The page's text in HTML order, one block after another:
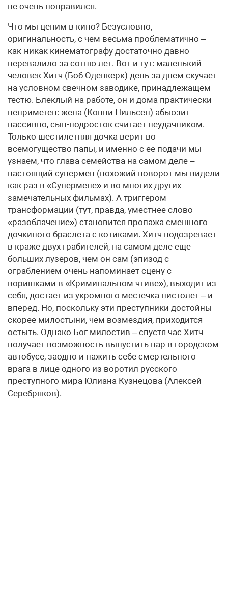
не очень понравился.
Что мы ценим в кино? Безусловно,
оригинальность, с чем весьма проблематично –
как-никак кинематографу достаточно давно
перевалило за сотню лет. Вот и тут: маленький
человек Хитч (Боб Оденкерк) день за днем скучает
на условном свечном заводике, принадлежащем
тестю. Блеклый на работе, он и дома практически
неприметен: жена (Конни Нильсен) абьюзит
пассивно, сын-подросток считает неудачником.
Только шестилетняя дочка верит во
всемогущество папы, и именно с ее подачи мы
узнаем, что глава семейства на самом деле –
настоящий супермен (похожий поворот мы видели
как раз в «Супермене» и во многих других
замечательных фильмах). А триггером
трансформации (тут, правда, уместнее слово
«разоблачение») становится пропажа смешного
дочкиного браслета с котиками. Хитч подозревает
в краже двух грабителей, на самом деле еще
больших лузеров, чем он сам (эпизод с
ограблением очень напоминает сцену с
воришками в «Криминальном чтиве»), выходит из
себя, достает из укромного местечка пистолет – и
вперед. Но, поскольку эти преступники достойны
скорее милостыни, чем возмездия, приходится
остыть. Однако Бог милостив – спустя час Хитч
получает возможность выпустить пар в городском
автобусе, заодно и нажить себе смертельного
врага в лице одного из воротил русского
преступного мира Юлиана Кузнецова (Алексей
Серебряков).